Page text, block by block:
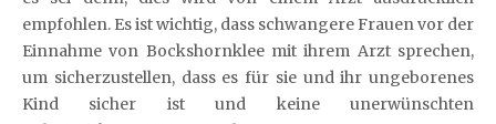
empfohlen. Es ist wichtig, dass schwangere Frauen vor der
Einnahme von Bockshornklee mit ihrem Arzt sprechen,
um sicherzustellen, dass es für sie und ihr ungeborenes
Kind sicher ist und keine unerwünschten